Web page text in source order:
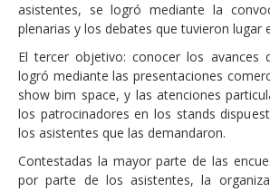
asistentes, se logró mediante la
plenarias y los debates que tuvieron lugar
El tercer objetivo: conocer los avances
logró mediante las presentaciones
show bim space, y las atenciones
los patrocinadores en los stands
los asistentes que las demandaron.
Contestadas la mayor parte de las
por parte de los asistentes, la